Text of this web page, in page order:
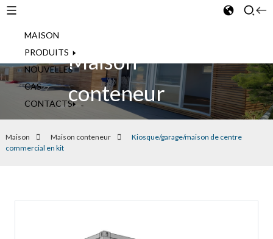
MAISON
PRODUITS
NOUVELLES
CAS
CONTACTS
Maison
conteneur
Maison Maison conteneur
Kiosque/garage/maison de centre
commercial en kit